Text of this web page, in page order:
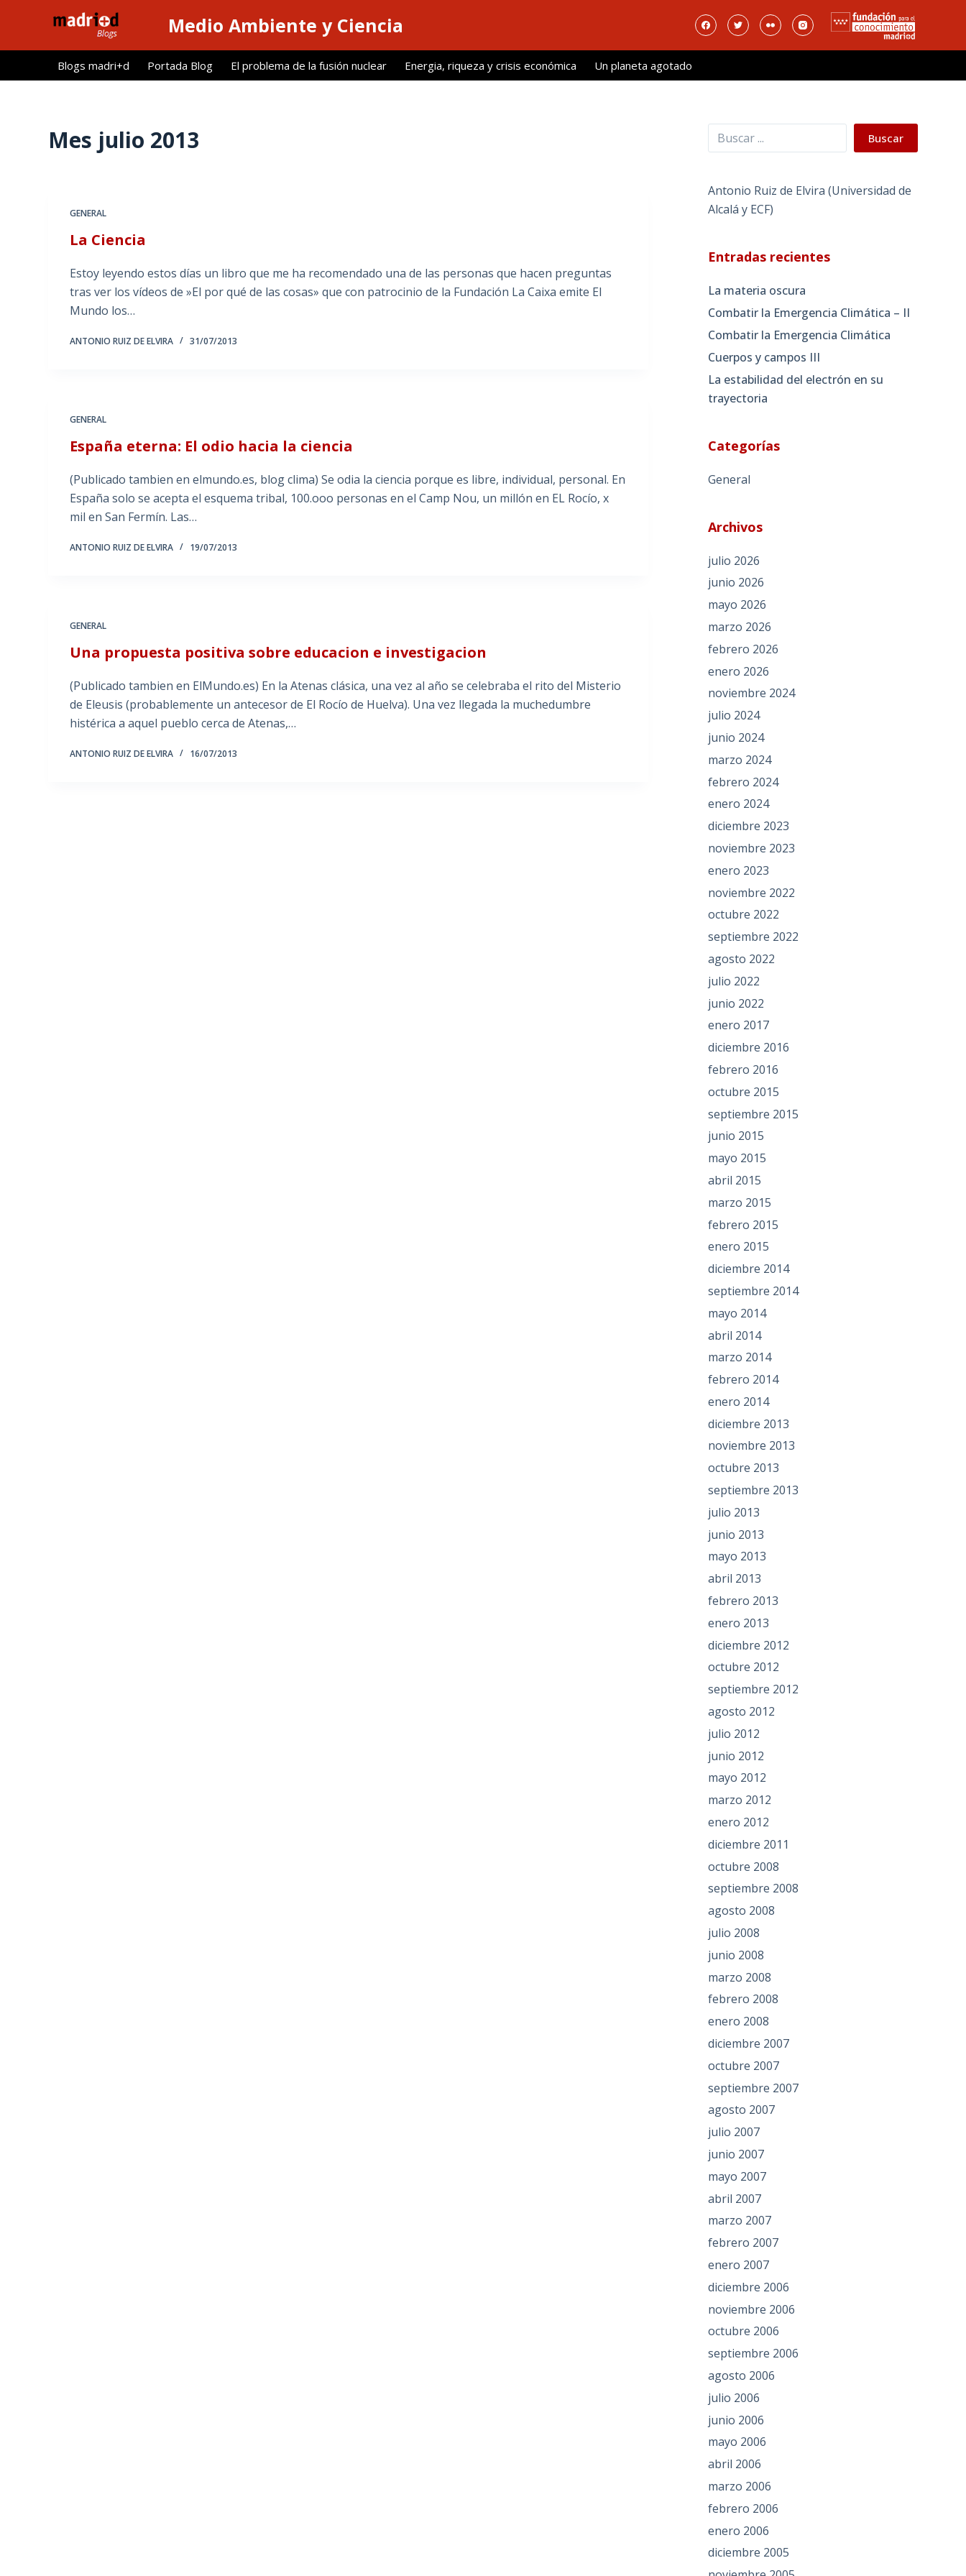
l
Medio Ambiente y Ciencia
Blogs madri+d Portada Blog El problema de la fusión nuclear Energia, riqueza y crisis económica Un planeta agotado
Mes julio 2013
GENERAL
La Ciencia
Estoy leyendo estos días un libro que me ha recomendado una de las personas que hacen preguntas
tras ver los vídeos de »El por qué de las cosas» que con patrocinio de la Fundación La Caixa emite El
Mundo los…
ANTONIO RUIZ DE ELVIRA 31/07/2013
GENERAL
España eterna: El odio hacia la ciencia
(Publicado tambien en elmundo.es, blog clima) Se odia la ciencia porque es libre, individual, personal. En
España solo se acepta el esquema tribal, 100.ooo personas en el Camp Nou, un millón en EL Rocío, x
mil en San Fermín. Las…
ANTONIO RUIZ DE ELVIRA 19/07/2013
GENERAL
Una propuesta positiva sobre educacion e investigacion
(Publicado tambien en ElMundo.es) En la Atenas clásica, una vez al año se celebraba el rito del Misterio
de Eleusis (probablemente un antecesor de El Rocío de Huelva). Una vez llegada la muchedumbre
histérica a aquel pueblo cerca de Atenas,…
ANTONIO RUIZ DE ELVIRA 16/07/2013
Buscar Buscar
Antonio Ruiz de Elvira (Universidad de
Alcalá y ECF)
Entradas recientes
La materia oscura
Combatir la Emergencia Climática – II
Combatir la Emergencia Climática
Cuerpos y campos III
La estabilidad del electrón en su
trayectoria
Categorías
General
Archivos
julio 2026
junio 2026
mayo 2026
marzo 2026
febrero 2026
enero 2026
noviembre 2024
julio 2024
junio 2024
marzo 2024
febrero 2024
enero 2024
diciembre 2023
noviembre 2023
enero 2023
noviembre 2022
octubre 2022
septiembre 2022
agosto 2022
julio 2022
junio 2022
enero 2017
diciembre 2016
febrero 2016
octubre 2015
septiembre 2015
junio 2015
mayo 2015
abril 2015
marzo 2015
febrero 2015
enero 2015
diciembre 2014
septiembre 2014
mayo 2014
abril 2014
marzo 2014
febrero 2014
enero 2014
diciembre 2013
noviembre 2013
octubre 2013
septiembre 2013
julio 2013
junio 2013
mayo 2013
abril 2013
febrero 2013
enero 2013
diciembre 2012
octubre 2012
septiembre 2012
agosto 2012
julio 2012
junio 2012
mayo 2012
marzo 2012
enero 2012
diciembre 2011
octubre 2008
septiembre 2008
agosto 2008
julio 2008
junio 2008
marzo 2008
febrero 2008
enero 2008
diciembre 2007
octubre 2007
septiembre 2007
agosto 2007
julio 2007
junio 2007
mayo 2007
abril 2007
marzo 2007
febrero 2007
enero 2007
diciembre 2006
noviembre 2006
octubre 2006
septiembre 2006
agosto 2006
julio 2006
junio 2006
mayo 2006
abril 2006
marzo 2006
febrero 2006
enero 2006
diciembre 2005